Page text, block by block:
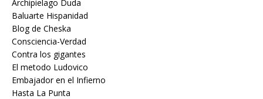
Archipielago Duda
Baluarte Hispanidad
Blog de Cheska
Consciencia-Verdad
Contra los gigantes
El metodo Ludovico
Embajador en el Infierno
Hasta La Punta